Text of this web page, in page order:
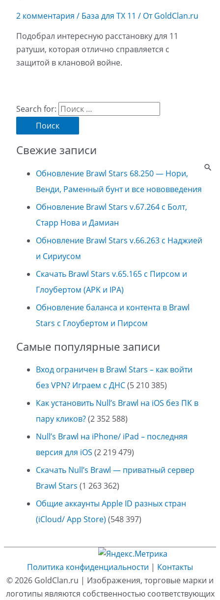
2 комментария / База для ТХ 11 / От GoldClan.ru
Подобрал интересную расстановку для 11
ратуши, которая отлично справляется с
защитой в клановой войне.
Search for:
Свежие записи
Обновление Brawl Stars 68.250 — Нори,
Венди, Раменный бунт и все нововведения
Обновление Brawl Stars v.67.264 с Болт,
Старр Нова и Дамиан
Обновление Brawl Stars v.66.263 с Наджией
и Сириусом
Скачать Brawl Stars v.65.165 с Пирсом и
Глоубертом (APK и IPA)
Обновление баланса и контента в Brawl
Stars с Глоубертом и Пирсом
Самые популярные записи
Вход ограничен в Brawl Stars – как войти
без VPN? Играем с ДНС(5 210 385)
Как установить Null’s Brawl на iOS без ПК в
пару кликов?(2 352 588)
Null’s Brawl на iPhone/ iPad – последняя
версия для iOS (2 219 479)
Скачать Null’s Brawl — приватный сервер
Brawl Stars (1 263 362)
Общие аккаунты Apple ID разных стран
(iCloud/ App Store) (548 397)
Политика конфиденциальности | Контакты
© 2026 GoldClan.ru | Изображения, торговые марки и
логотипы являются собственностью соответствующих